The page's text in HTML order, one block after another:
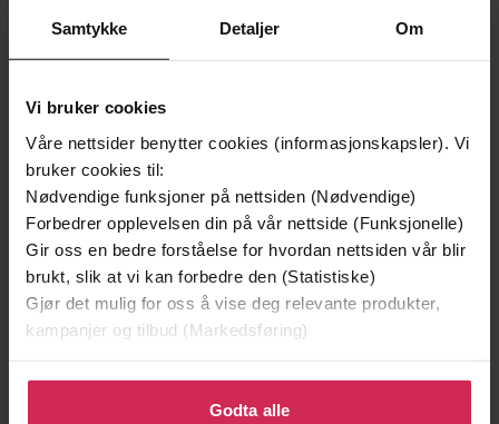
Samtykke Detaljer Om
Vi bruker cookies
Våre nettsider benytter cookies (informasjonskapsler). Vi
bruker cookies til:
Nødvendige funksjoner på nettsiden (Nødvendige)
Forbedrer opplevelsen din på vår nettside (Funksjonelle)
Gir oss en bedre forståelse for hvordan nettsiden vår blir
brukt, slik at vi kan forbedre den (Statistiske)
Gjør det mulig for oss å vise deg relevante produkter,
kampanjer og tilbud (Markedsføring)
Klikk på «Godta alle» for å gi oss ditt samtykke til å
bruke cookies for alle disse formålene. Du kan også
Godta alle
Vinner av Rivertonprisen
129,-
Minnesota
Første gang på tilbud
Utskudd